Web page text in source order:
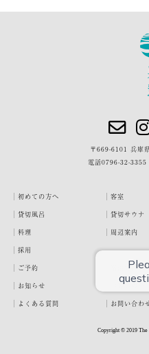
〒669-6101 兵庫
電話0796-32-3355
初めての方へ 客室
貸切風呂
貸切サウナ
料理
周辺案内
採用
ご予約
宿泊約款
お知らせ
お客様の声
よくある質問
お問い合わ
Copyright © 2019 The